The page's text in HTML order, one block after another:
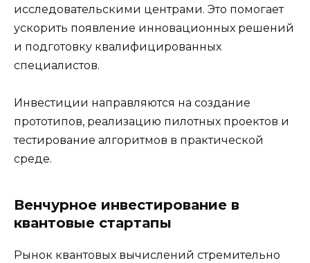
исследовательскими центрами. Это помогает
ускорить появление инновационных решений
и подготовку квалифицированных
специалистов.
Инвестиции направляются на создание
прототипов, реализацию пилотных проектов и
тестирование алгоритмов в практической
среде.
Венчурное инвестирование в
квантовые стартапы
Рынок квантовых вычислений стремительно